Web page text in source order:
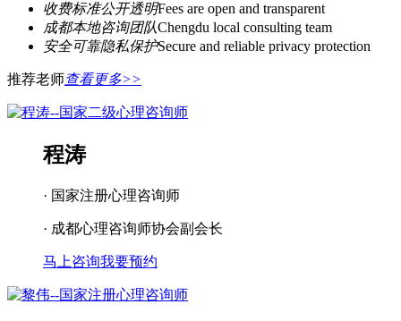
收费标准公开透明Fees are open and transparent
成都本地咨询团队Chengdu local consulting team
安全可靠隐私保护Secure and reliable privacy protection
推荐老师查看更多>>
程涛
· 国家注册心理咨询师
· 成都心理咨询师协会副会长
马上咨询我要预约